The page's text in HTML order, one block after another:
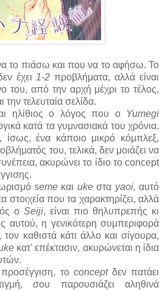
το πιάσω και που να το αφήσω. Το
έχει 1-2προβλήματα, αλλά είναι
του, από την αρχή μέχρι το τέλος,
τελευταία σελίδα.
ηλίθιος ο λόγος που ο
Yumegi
κατά τα γυμνασιακά του χρόνια.
ένα κάποιο μικρό κόμπλεξ,
του, τελικά, δεν μοιάζει να
ακυρώνει το ίδιο το concept
seme και ukeστα yaoi,αυτό
στοιχεία που τα χαρακτηρίζει, αλλά
ο Seiji, είναι πιο θηλυπρεπής κι
η γενικότερη συμπεριφορά
καθιστά κάτι άλλο και σίγουρα,
κατ' επέκτασιν, ακυρώνεται η ίδια
το concept δεν πατάει
σου παρουσιάζει αληθινά